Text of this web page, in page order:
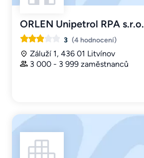
ORLEN Unipetrol RPA s.r.o.
3 (4 hodnocení)
Záluží 1, 436 01 Litvínov
3 000 - 3 999 zaměstnanců